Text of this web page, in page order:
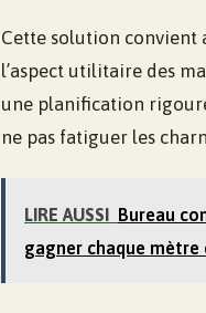
Cette solution convient
l’aspect utilitaire des
une planification
ne pas fatiguer les
LIRE AUSSI Bureau
gagner chaque mètre